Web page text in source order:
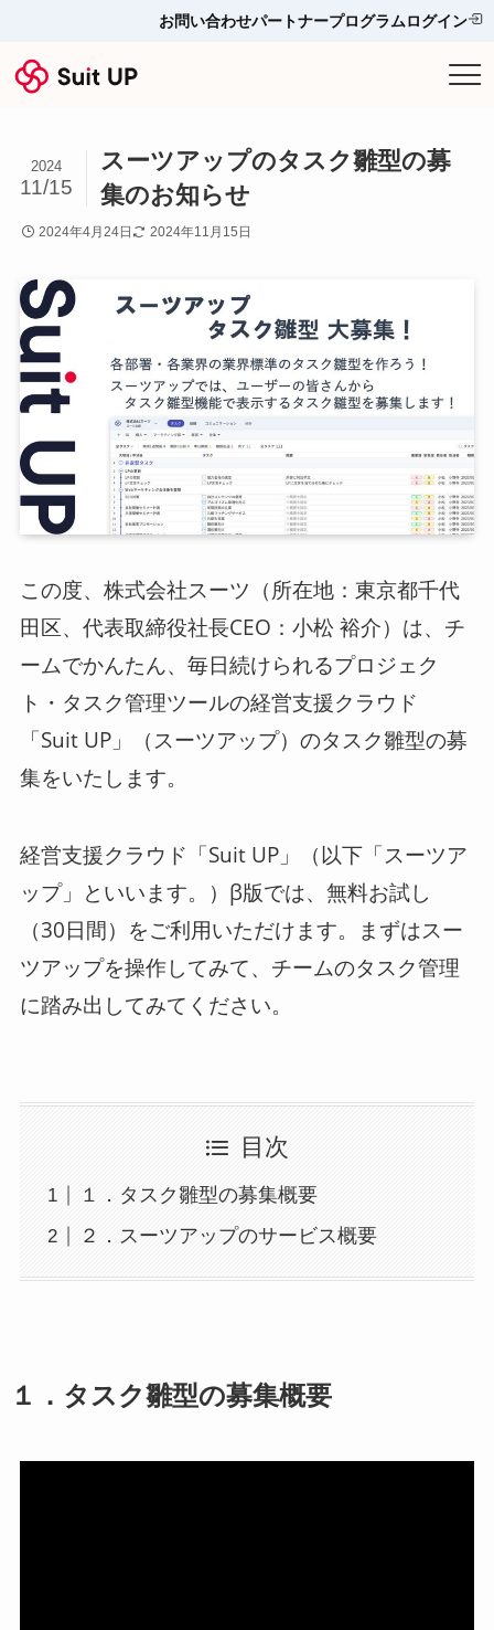
プランと料金
他ツールとの比較＆選び方
導入事例
お役立ち情報
お問い合わせ
ログイン
スーツアップを無料ではじめる▶
サービス概要資料はこちら
お問い合わせパートナープログラムログイン
スーツアップのタスク雛型の募
集のお知らせ
2024
11/15
2024年4月24日 2024年11月15日
この度、株式会社スーツ（所在地：東京都千代
田区、代表取締役社長CEO：小松 裕介）は、チ
ームでかんたん、毎日続けられるプロジェク
ト・タスク管理ツールの経営支援クラウド
「Suit UP」（スーツアップ）のタスク雛型の募
集をいたします。
経営支援クラウド「Suit UP」（以下「スーツア
ップ」といいます。）β版では、無料お試し
（30日間）をご利用いただけます。まずはスー
ツアップを操作してみて、チームのタスク管理
に踏み出してみてください。
目次
１．タスク雛型の募集概要
２．スーツアップのサービス概要
１．タスク雛型の募集概要